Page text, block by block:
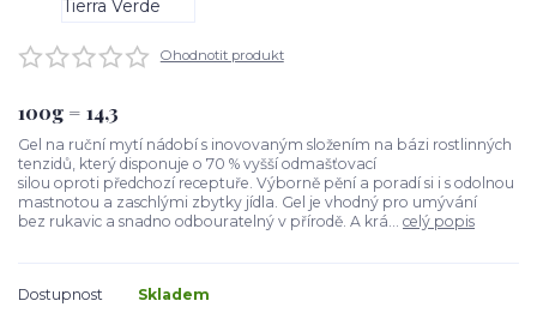
Ohodnotit produkt
100g = 14,3
Gel na ruční mytí nádobí s inovovaným složením na bázi rostlinných
tenzidů, který disponuje o 70 % vyšší odmašťovací
silou oproti předchozí receptuře. Výborně pění a poradí si i s odolnou
mastnotou a zaschlými zbytky jídla. Gel je vhodný pro umývání
bez rukavic a snadno odbouratelný v přírodě. A krá... celý popis
Dostupnost Skladem